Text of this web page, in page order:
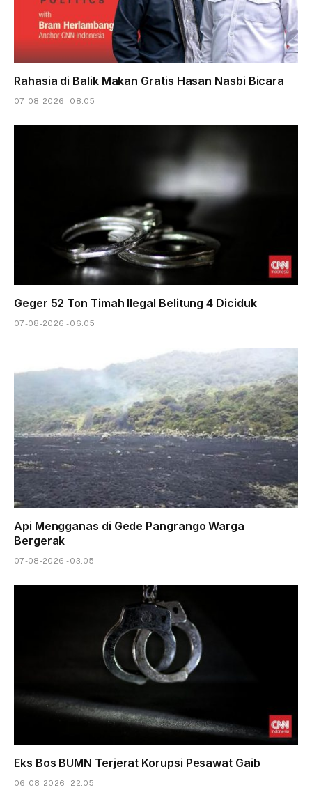
Rahasia di Balik Makan Gratis Hasan Nasbi Bicara
07-08-2026 - 08.05
Geger 52 Ton Timah Ilegal Belitung 4 Diciduk
07-08-2026 - 06.05
Api Mengganas di Gede Pangrango Warga
Bergerak
07-08-2026 - 03.05
Eks Bos BUMN Terjerat Korupsi Pesawat Gaib
06-08-2026 - 22.05